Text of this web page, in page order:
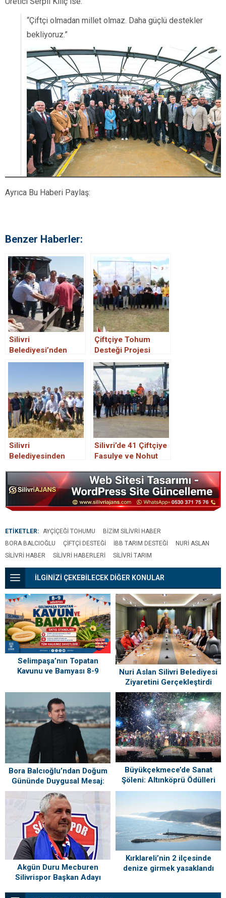
“Çiftçi olmadan millet olmaz. Daha güçlü destekler
bekliyoruz.”
Ayrıca Bu Haberi Paylaş:
Benzer Haberler:
Silivri
Belediyesi’nden
Çiftçiye Tohum
Çiftçiye Tohum
Desteği Projesi
töreni yapıldı.
Silivri
Belediyesinden
Silivri’de 41 Çiftçiye
Fasulye ve Nohut
ETİKETLER: AYÇIÇEĞI TOHUMU
BIZIM SILIVRI HABER
BORA BALCIOĞLU
ÇIFTÇI DESTEĞI IBB TARIM DESTEĞI
NURI ASLAN
SILIVRI HABER
SILIVRI HABERLERI SILIVRI TARIM
İLGİNİZİ ÇEKEBİLECEK DİĞER KONULAR
Selimpaşa’nın Topatan
Kavunu ve Bamyası 8-9
Buluşuyor
Nuri Aslan Silivri Belediyesi
Ziyaretini Gerçekleştirdi
Bora Balcıoğlu’ndan Doğum
Gününde Duygusal Mesaj:
“Silivri’mi Çok Özlüyorum”
Büyükçekmece’de Sanat
Şöleni: Altınköprü Ödülleri
Sahiplerini Buldu!
Akgün Duru Mecburen
Silivrispor Başkan Adayı
Kırklareli’nin 2 ilçesinde
denize girmek yasaklandı